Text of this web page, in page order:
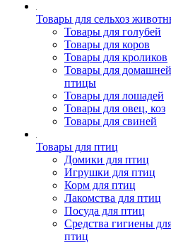
Товары для сельхоз
Товары для голубей
Товары для коров
Товары для кроликов
Товары для домашней
птицы
Товары для лошадей
Товары для овец, коз
Товары для свиней
Товары для птиц
Домики для птиц
Игрушки для птиц
Корм для птиц
Лакомства для птиц
Посуда для птиц
Средства гигиены
птиц